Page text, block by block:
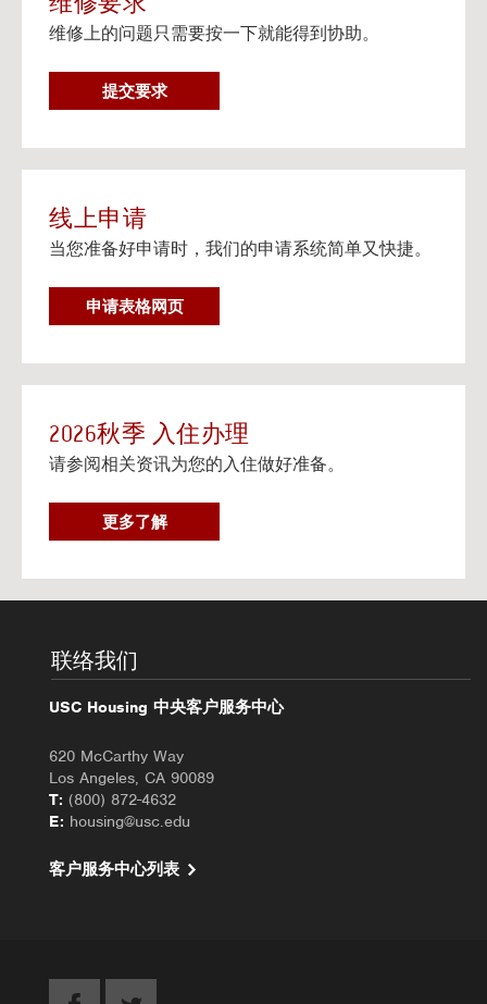
流媒体服务
在个人设备上观看流媒体电视
邮寄信息以及楼宇地址
阅读更多
维修上的问题只需要按一下就能得到协助。
提交要求维
修
线上申请
当您准备好申请时，我们的申请系统简单又快捷。
申请表格网页
2026秋季 入住办理
请参阅相关资讯为您的入住做好准备。
更多了解2
0
办
理
联络我们
USC Housing 中央客户服务中心
620 McCarthy Way
Los Angeles, CA 90089
T: (800) 872-4632
E: housing@usc.edu
客户服务中心列表